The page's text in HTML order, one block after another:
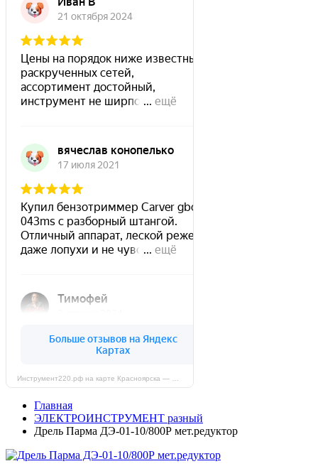
Главная
ЭЛЕКТРОИНСТРУМЕНТ разный
Дрель Парма ДЭ-01-10/800Р мет.редуктор